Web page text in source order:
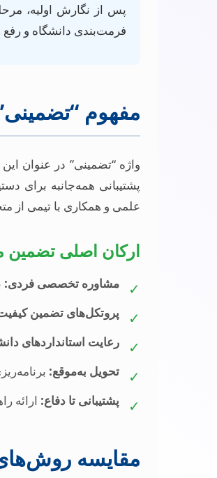
پس از نگارش اولیه،
فرمت‌بندی دانشگاه و
مفهوم “تضمینی”
واژه “تضمینی” در عنوان
پشتیبانی همه‌جانبه برای
علمی و همکاری با تیمی از
ارکان اصلی تضمین
✓ مشاوره تخصصی فردی:
✓ پروتکل‌های تضمین
✓ رعایت استانداردهای
✓ تحویل به‌موقع:
✓ پشتیبانی تا دفاع: ارائه
مقایسه